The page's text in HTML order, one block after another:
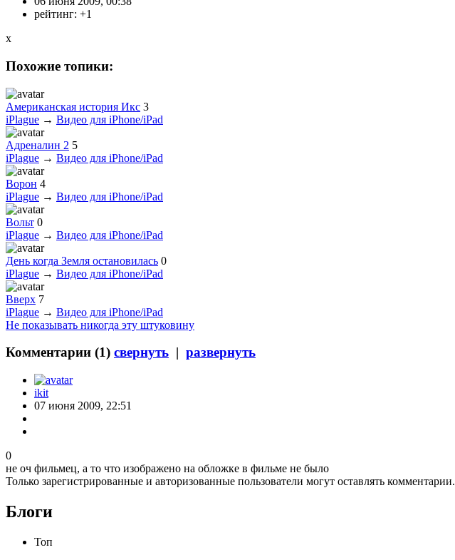
рейтинг: +1
x
Похожие топики:
Американская история Икс 3
iPlague → Видео для iPhone/iPad
Адреналин 2 5
iPlague → Видео для iPhone/iPad
Ворон 4
iPlague → Видео для iPhone/iPad
Вольт 0
iPlague → Видео для iPhone/iPad
День когда Земля остановилась 0
iPlague → Видео для iPhone/iPad
Вверх 7
iPlague → Видео для iPhone/iPad
Не показывать никогда эту штуковину
Комментарии (1) свернуть | развернуть
ikit
07 июня 2009, 22:51
0
не оч фильмец, а то что изображено на обложке в фильме не было
Только зарегистрированные и авторизованные пользователи могут оставлять комментарии.
Блоги
Топ